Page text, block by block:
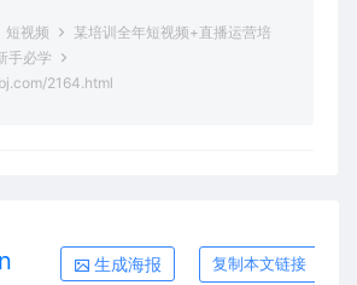
短视频
某培训全年短视频+直播运营培
手必学
2164.html
生成海报 复制本文链接